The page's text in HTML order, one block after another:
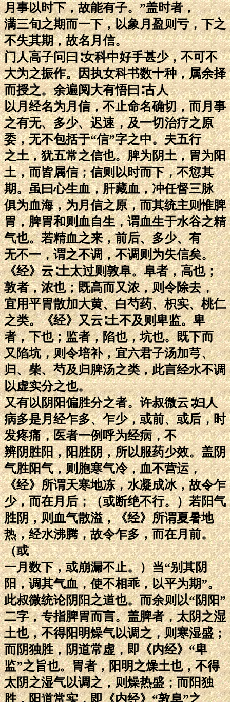
月事以时下，故能有子。”盖时者，
满三旬之期而一下，以象月盈则亏，下之
不失其期，故名月信。
门人高子问曰∶女科中好手甚少，不可不
大为之振作。因执女科书数十种，属余择
而授之。余遍阅大有悟曰∶古人
以月经名为月信，不止命名确切，而月事
之有无、多少、迟速，及一切治疗之原
委，无不包括于“信”字之中。夫五行
之土，犹五常之信也。脾为阴土，胃为阳
土，而皆属信；信则以时而下，不愆其
期。虽曰心生血，肝藏血，冲任督三脉
俱为血海，为月信之原，而其统主则惟脾
胃，脾胃和则血自生，谓血生于水谷之精
气也。若精血之来，前后、多少、有
无不一，谓之不调，不调则为失信矣。
《经》云∶土太过则敦阜。阜者，高也；
敦者，浓也；既高而又浓，则令除去，
宜用平胃散加大黄、白芍药、枳实、桃仁
之类。《经》又云∶土不及则卑监。卑
者，下也；监者，陷也，坑也。既下而
又陷坑，则令培补，宜六君子汤加芎、
归、柴、芍及归脾汤之类，此言经水不调
以虚实分之也。
又有以阴阳偏胜分之者。许叔微云∶妇人
病多是月经乍多、乍少，或前、或后，时
发疼痛，医者一例呼为经病，不
辨阴胜阳，阳胜阴，所以服药少效。盖阴
气胜阳气，则胞寒气冷，血不营运，
《经》所谓天寒地冻，水凝成冰，故令乍
少，而在月后；（或断绝不行。）若阳气
胜阴，则血气散溢，《经》所谓夏暑地
热，经水沸腾，故令乍多，而在月前。
（或
一月数下，或崩漏不止。）当“别其阴
阳，调其气血，使不相乖，以平为期”。
此叔微统论阴阳之道也。而余则以“阴阳”
二字，专指脾胃而言。盖脾者，太阴之湿
土也，不得阳明燥气以调之，则寒湿盛；
而阴独胜，阴道常虚，即《内经》“卑
监”之旨也。胃者，阳明之燥土也，不得
太阴之湿气以调之，则燥热盛；而阳独
胜，阳道常实，即《内经》“敦阜”之